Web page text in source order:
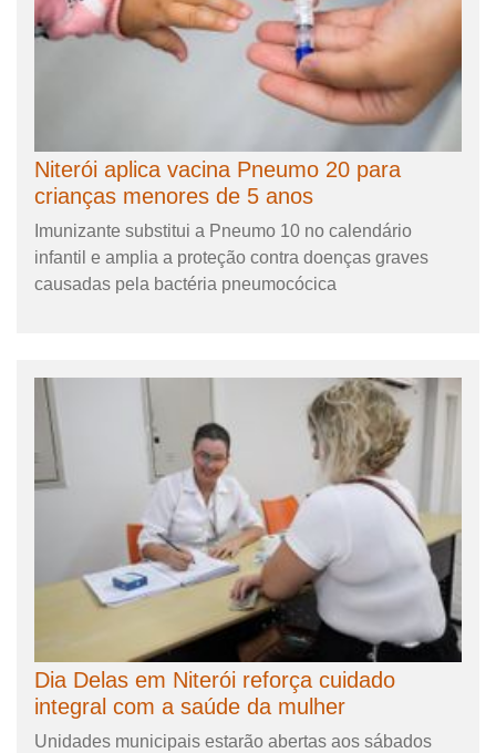
Niterói aplica vacina Pneumo 20 para
crianças menores de 5 anos
Imunizante substitui a Pneumo 10 no calendário
infantil e amplia a proteção contra doenças graves
causadas pela bactéria pneumocócica
Dia Delas em Niterói reforça cuidado
integral com a saúde da mulher
Unidades municipais estarão abertas aos sábados